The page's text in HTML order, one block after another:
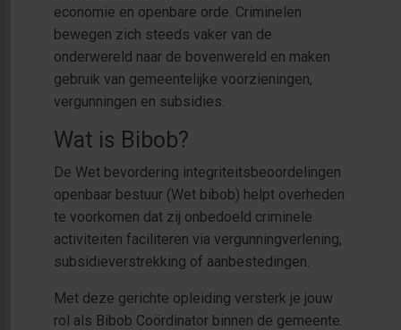
economie en openbare orde. Criminelen
bewegen zich steeds vaker van de
onderwereld naar de bovenwereld en maken
gebruik van gemeentelijke voorzieningen,
vergunningen en subsidies.
Wat is Bibob?
De Wet bevordering integriteitsbeoordelingen
openbaar bestuur (Wet bibob) helpt overheden
te voorkomen dat zij onbedoeld criminele
activiteiten faciliteren via vergunningverlening,
subsidieverstrekking of aanbestedingen.
Met deze gerichte opleiding versterk je jouw
rol als Bibob Coördinator binnen de gemeente.